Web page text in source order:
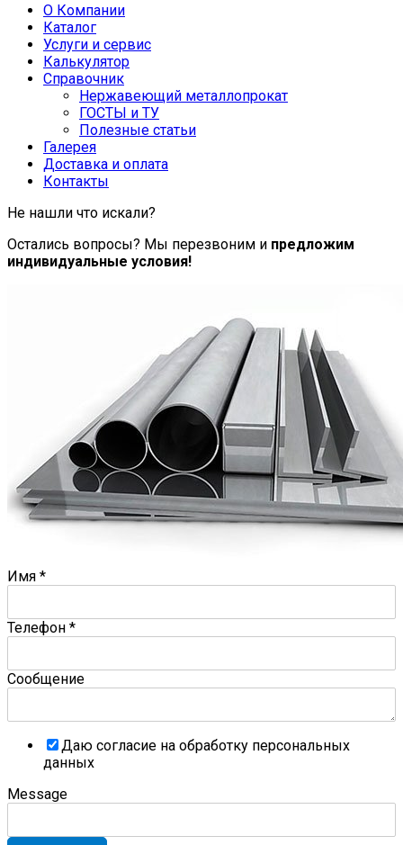
О Компании
Каталог
Услуги и сервис
Калькулятор
Справочник
Нержавеющий металлопрокат
ГОСТЫ и ТУ
Полезные статьи
Галерея
Доставка и оплата
Контакты
Не нашли что искали?
Остались вопросы? Мы перезвоним и предложим
индивидуальные условия!
Имя *
Телефон *
Сообщение
Даю согласие на обработку персональных
данных
Message